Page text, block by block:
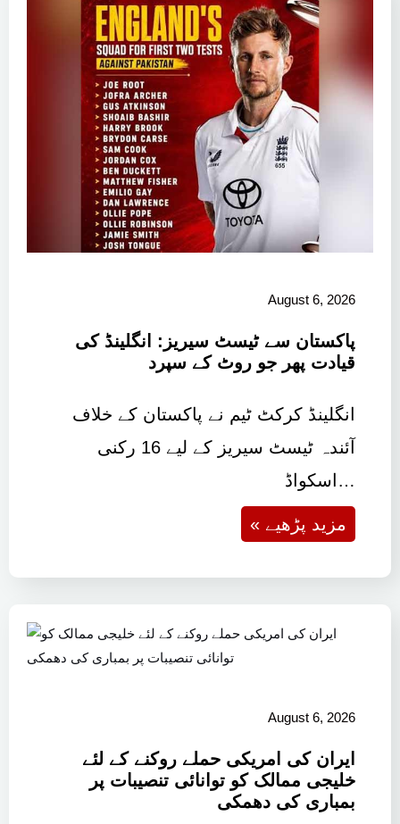
August 6, 2026
پاکستان سے ٹیسٹ سیریز: انگلینڈ کی
قیادت پھر جو روٹ کے سپرد
انگلینڈ کرکٹ ٹیم نے پاکستان کے خلاف
آئندہ ٹیسٹ سیریز کے لیے 16 رکنی
اسکواڈ…
« مزید پڑھیے
August 6, 2026
ایران کی امریکی حملے روکنے کے لئے
خلیجی ممالک کو توانائی تنصیبات پر
بمباری کی دھمکی